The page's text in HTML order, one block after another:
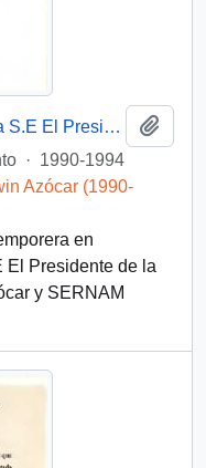
[Discurso de Genoveva Medina a S.E El Presidente de la República, D. Patricio Aylwin Azócar]
· 1990-1994
Azócar (1990-
en
El Presidente de la
y SERNAM